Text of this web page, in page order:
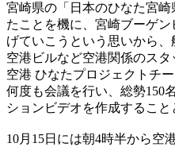
宮崎県の「日本のひなた宮
たことを機に、宮崎ブーゲ
げていこうという思いから、
空港ビルなど空港関係のス
空港 ひなたプロジェクトチ
何度も会議を行い、総勢150
ションビデオを作成すること
10月15日には朝4時半から空